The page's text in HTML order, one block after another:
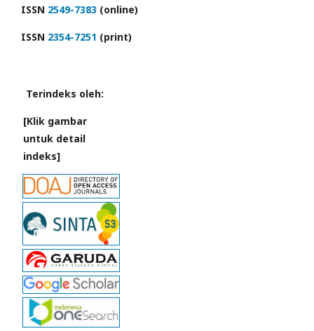
ISSN 2549-7383 (online)
ISSN 2354-7251 (print)
Terindeks oleh:
[Klik gambar
untuk detail
indeks]